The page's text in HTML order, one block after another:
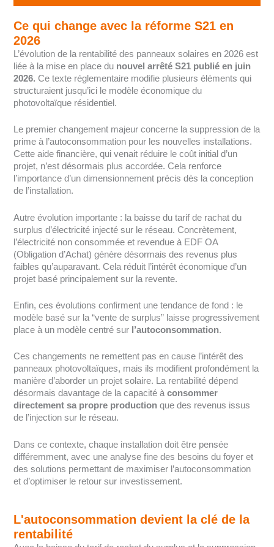
Ce qui change avec la réforme S21 en
2026
L’évolution de la rentabilité des panneaux solaires en 2026 est
liée à la mise en place du nouvel arrêté S21 publié en juin
2026. Ce texte réglementaire modifie plusieurs éléments qui
structuraient jusqu’ici le modèle économique du
photovoltaïque résidentiel.
Le premier changement majeur concerne la suppression de la
prime à l’autoconsommation pour les nouvelles installations.
Cette aide financière, qui venait réduire le coût initial d’un
projet, n’est désormais plus accordée. Cela renforce
l’importance d’un dimensionnement précis dès la conception
de l’installation.
Autre évolution importante : la baisse du tarif de rachat du
surplus d’électricité injecté sur le réseau. Concrètement,
l’électricité non consommée et revendue à EDF OA
(Obligation d’Achat) génère désormais des revenus plus
faibles qu’auparavant. Cela réduit l’intérêt économique d’un
projet basé principalement sur la revente.
Enfin, ces évolutions confirment une tendance de fond : le
modèle basé sur la “vente de surplus” laisse progressivement
place à un modèle centré sur l’autoconsommation.
Ces changements ne remettent pas en cause l’intérêt des
panneaux photovoltaïques, mais ils modifient profondément la
manière d’aborder un projet solaire. La rentabilité dépend
désormais davantage de la capacité àconsommer
directement sa propre production que des revenus issus
de l’injection sur le réseau.
Dans ce contexte, chaque installation doit être pensée
différemment, avec une analyse fine des besoins du foyer et
des solutions permettant de maximiser l’autoconsommation
et d’optimiser le retour sur investissement.
L'autoconsommation devient la clé de la
rentabilité